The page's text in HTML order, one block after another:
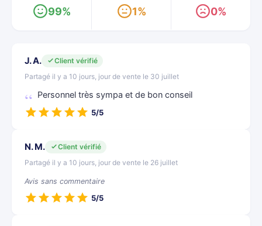
99% 1% 0%
J. A.
Client vérifié
Partagé il y a 10 jours, jour de vente le 30 juillet
Personnel très sympa et de bon conseil
5/5
N. M.
Client vérifié
Partagé il y a 10 jours, jour de vente le 26 juillet
Avis sans commentaire
5/5